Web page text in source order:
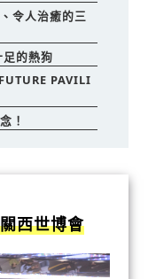
令人治癒的三
的熱狗
PAVILI
！
西世博會